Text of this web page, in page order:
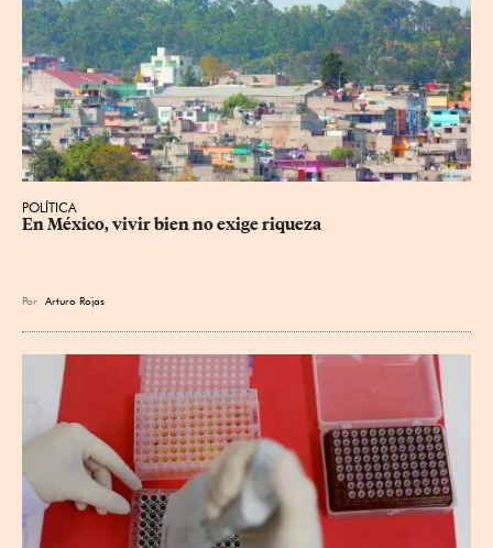
POLÍTICA
En México, vivir bien no exige riqueza
Por Arturo Rojas